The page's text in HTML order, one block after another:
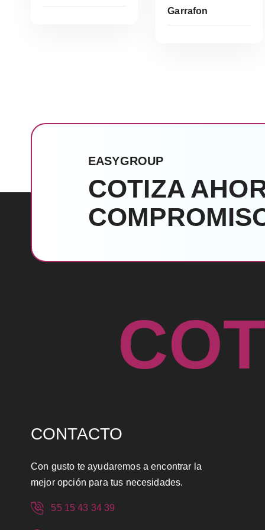
Garrafon
EASYGROUP
COTIZA
COT
CONTACTO
Con gusto te ayudaremos a encontrar la
mejor opción para tus necesidades.
55 15 43 34 39